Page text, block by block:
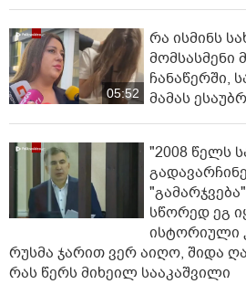
05:52
რა ისმინს
ჩანაწერში,
მამას
"2008 წელს
სწორედ ეგ
ისტორიული
რუსმა ჯარით ვერ აიღო, შიდა
რას წერს მიხეილ სააკაშვილი